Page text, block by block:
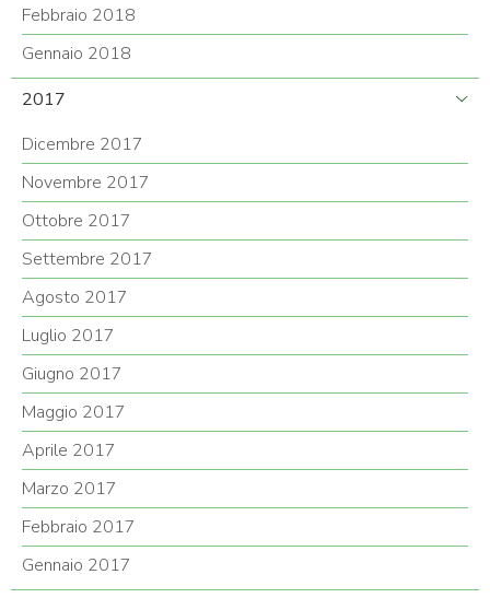
Febbraio 2018
Gennaio 2018
2017
Dicembre 2017
Novembre 2017
Ottobre 2017
Settembre 2017
Agosto 2017
Luglio 2017
Giugno 2017
Maggio 2017
Aprile 2017
Marzo 2017
Febbraio 2017
Gennaio 2017